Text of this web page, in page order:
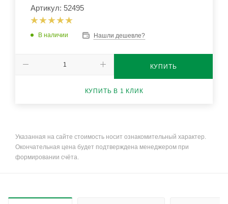
Артикул: 52495
В наличии Нашли дешевле?
КУПИТЬ
КУПИТЬ В 1 КЛИК
Указанная на сайте стоимость носит ознакомительный характер.
Окончательная цена будет подтверждена менеджером при
формировании счёта.